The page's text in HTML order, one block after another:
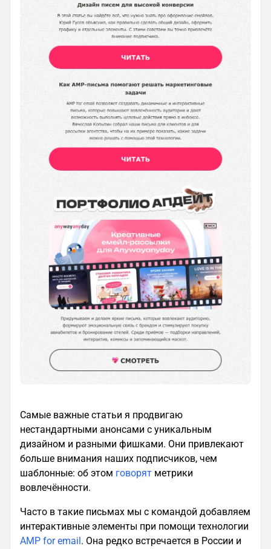
Самые важные статьи я продвигаю
нестандартными анонсами с уникальным
дизайном и разными фишками. Они привлекают
больше внимания наших подписчиков, чем
шаблонные: об этом говорят метрики
вовлечённости.
Часто в такие письмах мы с командой добавляем
интерактивные элементы при помощи технологии
AMP for email . Она редко встречается в России и